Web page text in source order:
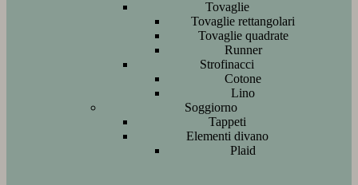
Tovaglie
Tovaglie rettangolari
Tovaglie quadrate
Runner
Strofinacci
Cotone
Lino
Soggiorno
Tappeti
Elementi divano
Plaid